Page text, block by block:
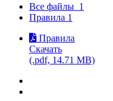
Все файлы 1
Правила 1
Правила
Скачать
(.pdf, 14.71 MB)